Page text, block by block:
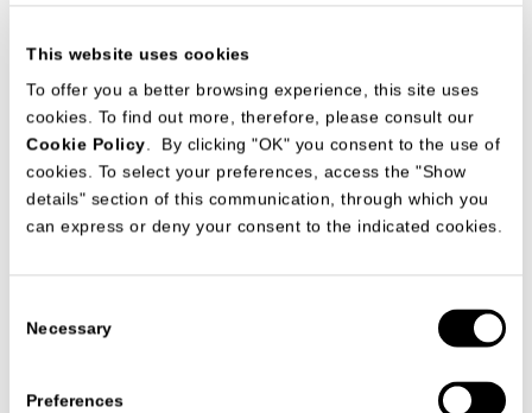
This website uses cookies
To offer you a better browsing experience, this site uses
cookies. To find out more, therefore, please consult our
Cookie Policy . By clicking "OK" you consent to the use of
cookies. To select your preferences, access the "Show
details" section of this communication, through which you
can express or deny your consent to the indicated cookies.
Selection
Necessary
Preferences
STONE
CR&S MisuraEmme